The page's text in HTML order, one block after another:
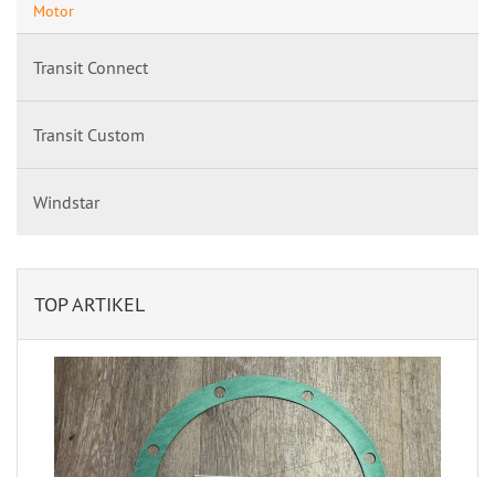
Motor
Transit Connect
Transit Custom
Windstar
TOP ARTIKEL